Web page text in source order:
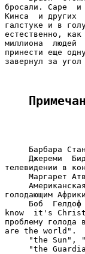
Барбара
Джереми
телевидении в
Маргарет
голодающим Африки
Боб  Гелдоф
know  it's
проблему
are the world".
"the Sun",
"the